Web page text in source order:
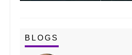
BLOGS